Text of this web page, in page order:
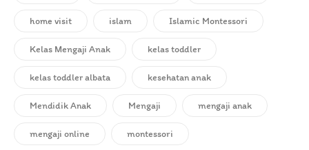
home visit islam Islamic Montessori
Kelas Mengaji Anak kelas toddler
kelas toddler albata kesehatan anak
Mendidik Anak Mengaji mengaji anak
mengaji online montessori